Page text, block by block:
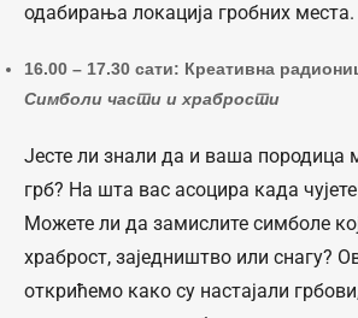
одабирања локација гробних места.
16.00 – 17.30 сати: Креативна
Симболи части и храбрости
Јесте ли знали да и ваша породица
грб? На шта вас асоцира када
Можете ли да замислите симболе
храброст, заједништво или снагу?
открићемо како су настајали